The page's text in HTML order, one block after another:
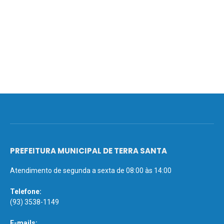
PREFEITURA MUNICIPAL DE TERRA SANTA
Atendimento de segunda a sexta de 08:00 às 14:00
Telefone:
(93) 3538-1149